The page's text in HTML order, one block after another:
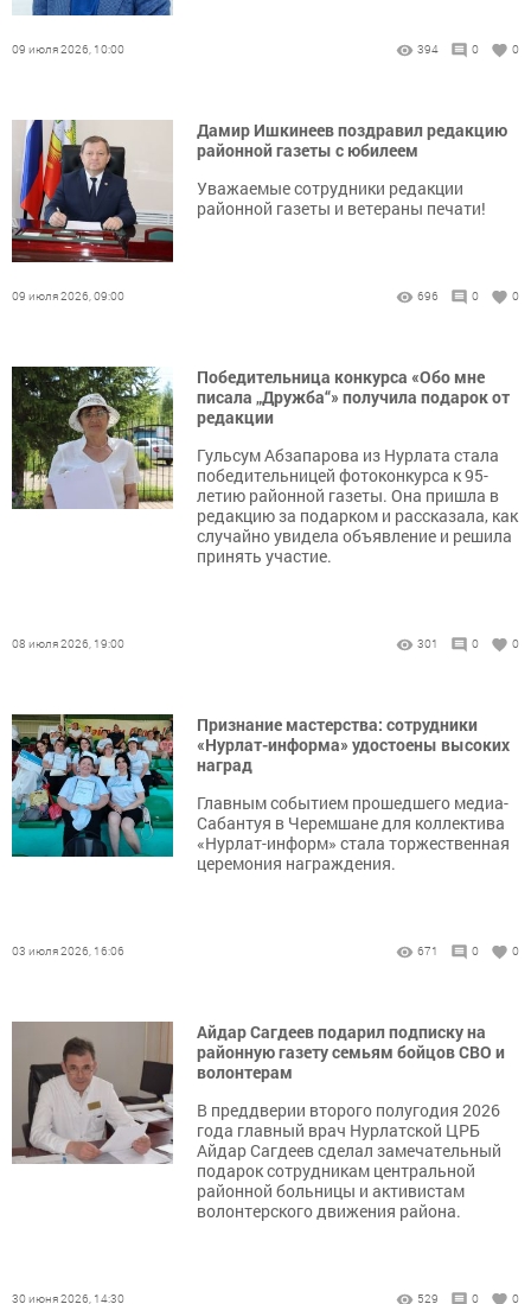
09 июля 2026, 10:00 394 0 0
Дамир Ишкинеев поздравил редакцию
районной газеты с юбилеем
Уважаемые сотрудники редакции
районной газеты и ветераны печати!
09 июля 2026, 09:00 696 0 0
Победительница конкурса «Обо мне
писала „Дружба“» получила подарок от
редакции
Гульсум Абзапарова из Нурлата стала
победительницей фотоконкурса к 95-
летию районной газеты. Она пришла в
редакцию за подарком и рассказала, как
случайно увидела объявление и решила
принять участие.
08 июля 2026, 19:00 301 0 0
Признание мастерства: сотрудники
«Нурлат-информа» удостоены высоких
наград
Главным событием прошедшего медиа-
Сабантуя в Черемшане для коллектива
«Нурлат-информ» стала торжественная
церемония награждения.
03 июля 2026, 16:06 671 0 0
Айдар Сагдеев подарил подписку на
районную газету семьям бойцов СВО и
волонтерам
В преддверии второго полугодия 2026
года главный врач Нурлатской ЦРБ
Айдар Сагдеев сделал замечательный
подарок сотрудникам центральной
районной больницы и активистам
волонтерского движения района.
30 июня 2026, 14:30 529 0 0